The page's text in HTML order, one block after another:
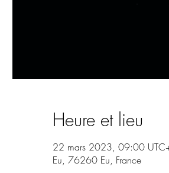
Heure et lieu
22 mars 2023, 09:00
Eu, 76260 Eu, France